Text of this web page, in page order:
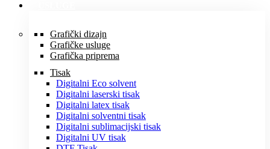
Grafički dizajn
Grafičke usluge
Grafička priprema
Tisak
Digitalni Eco solvent
Digitalni laserski tisak
Digitalni latex tisak
Digitalni solventni tisak
Digitalni sublimacijski tisak
Digitalni UV tisak